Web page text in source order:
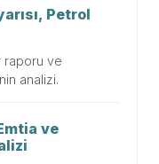
Petrol
raporu ve
analizi.
ve